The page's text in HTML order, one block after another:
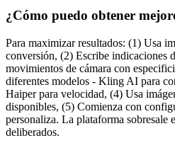
¿Cómo puedo obtener
Para maximizar resultados: (1) Usa
conversión, (2) Escribe indicaciones
movimientos de cámara con
diferentes modelos - Kling AI para
Haiper para velocidad, (4) Usa
disponibles, (5) Comienza con
personaliza. La plataforma sobresale
deliberados.